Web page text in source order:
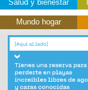
Salud y bienestar
Mundo hogar